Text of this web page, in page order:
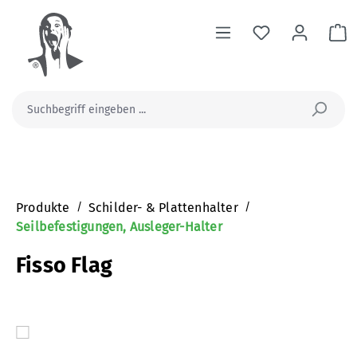
springen
Produkte / Schilder- & Plattenhalter /
Seilbefestigungen, Ausleger-Halter
Fisso Flag